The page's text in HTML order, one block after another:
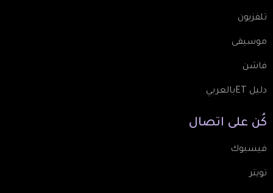
تلفزيون
موسيقى
فاشن
دليل ETبالعربي
كُن على اتصال
فيسبوك
تويتر